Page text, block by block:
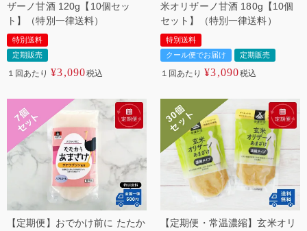
ザーノ甘酒 120g【10個セッ
ト】（特別一律送料）
特別送料
定期販売
１回あたり ¥3,090税込
米オリザーノ甘酒 180g【10個
セット】（特別一律送料）
特別送料
クール便でお届け
定期販売
１回あたり ¥3,090税込
【定期便】おでかけ前に たたか 【定期便・常温濃縮】玄米オリ